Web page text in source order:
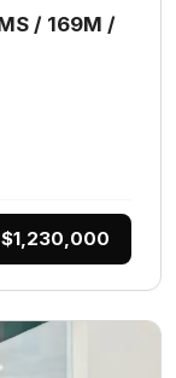
/ 169M /
$1,230,000